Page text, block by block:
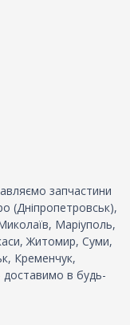
запчастини
(Дніпропетровськ),
Маріуполь,
Житомир, Суми,
Кременчук,
доставимо в будь-